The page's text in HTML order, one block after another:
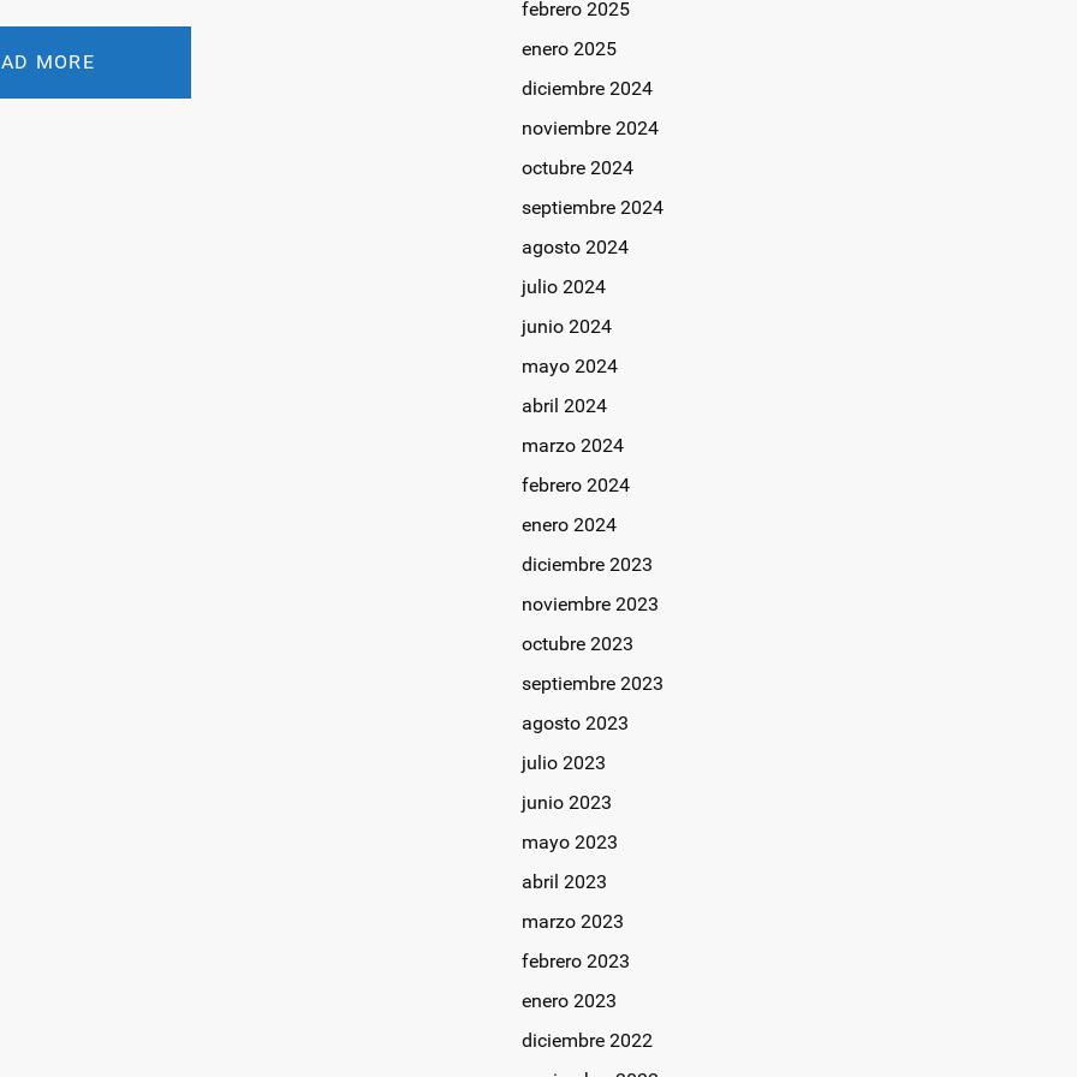
MORE
febrero 2025
enero 2025
diciembre 2024
noviembre 2024
octubre 2024
septiembre 2024
agosto 2024
julio 2024
junio 2024
mayo 2024
abril 2024
marzo 2024
febrero 2024
enero 2024
diciembre 2023
noviembre 2023
octubre 2023
septiembre 2023
agosto 2023
julio 2023
junio 2023
mayo 2023
abril 2023
marzo 2023
febrero 2023
enero 2023
diciembre 2022